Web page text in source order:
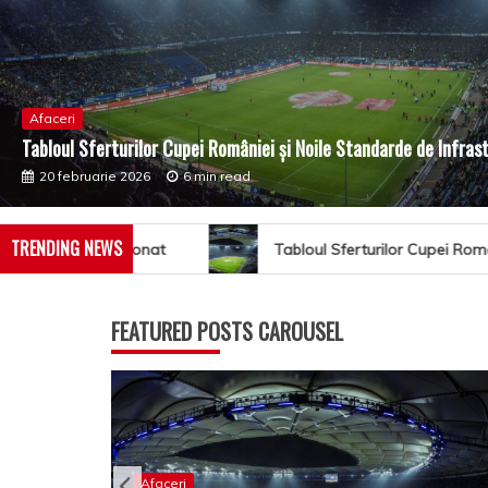
Afaceri
Tabloul Sferturilor Cupei României și Noile Standarde de
20 februarie 2026 6 min read
TRENDING NEWS Tabloul Sferturilor Cupei României și Noile
FEATURED POSTS CAROUSEL
Afaceri